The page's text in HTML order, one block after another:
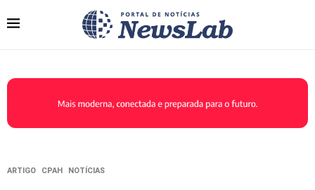
ARTIGO CPAH NOTÍCIAS